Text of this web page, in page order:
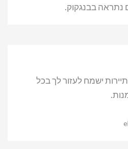
בבנגקוק.
ישמח לעזור לך בכל